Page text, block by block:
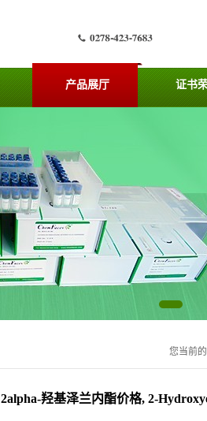
产品展厅 证书
您当前
2alpha-羟基泽兰内酯价格, 2-